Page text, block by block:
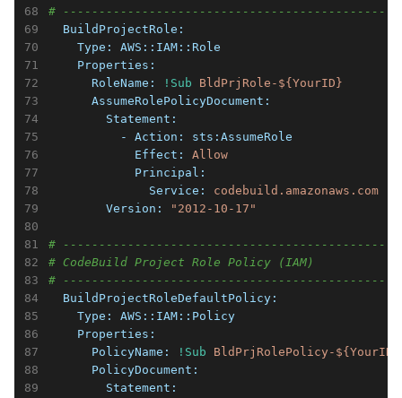
#
  BuildProjectRole:
    Type:
AWS::IAM::Role
    Properties:
      RoleName:
!Sub
BldPrjRole-${YourID}
      AssumeRolePolicyDocument:
        Statement:
          - Action:
sts:AssumeRole
            Effect:
Allow
            Principal:
              Service:
codebuild.amazonaws.com
        Version:
"2012-10-17"
#
# CodeBuild Project Role Policy (IAM)
#
  BuildProjectRoleDefaultPolicy:
    Type:
AWS::IAM::Policy
    Properties:
      PolicyName:
!Sub
BldPrjRolePolicy-${YourID}
      PolicyDocument:
        Statement: